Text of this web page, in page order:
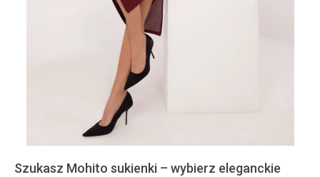
Szukasz Mohito sukienki – wybierz eleganckie